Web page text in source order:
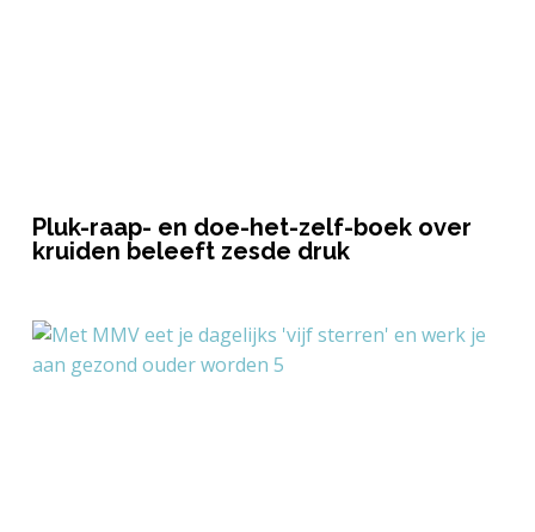
Pluk-raap- en doe-het-zelf-boek over
kruiden beleeft zesde druk